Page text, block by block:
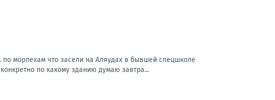
по морпехам что засели на Аляудах в бывшей спецшколе
по какому зданию думаю завтра...